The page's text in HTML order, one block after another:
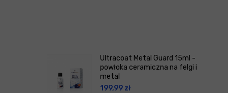
Ultracoat Metal Guard 15ml -
powłoka ceramiczna na felgi i
metal
199,99 zł